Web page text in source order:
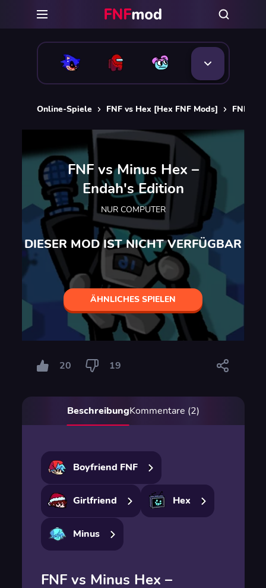
Online-Spiele FNF vs Hex [Hex FNF Mods] FNF vs
FNF vs Minus Hex –
Endah's Edition
NUR COMPUTER
DIESER MOD IST NICHT VERFÜGBAR
ÄHNLICHES SPIELEN
20 19
BeschreibungKommentare (2)
Boyfriend FNF
Girlfriend Hex
Minus
FNF vs Minus Hex –